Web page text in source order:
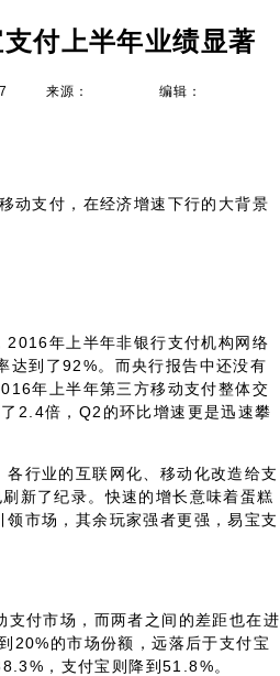
付上半年业绩显著
来源： 编辑：
支付，在经济增速下行的大背景
年上半年非银行支付机构网络
到了92%。而央行报告中还没有
年上半年第三方移动支付整体交
2.4倍，Q2的环比增速更是迅速攀
行业的互联网化、移动化改造给支
新了纪录。快速的增长意味着蛋糕
市场，其余玩家强者更强，易宝支
付市场，而两者之间的差距也在进
20%的市场份额，远落后于支付宝
，支付宝则降到51.8%。